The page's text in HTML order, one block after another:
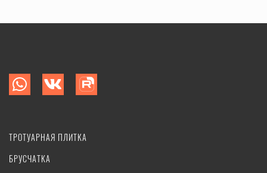
ТРОТУАРНАЯ ПЛИТКА
БРУСЧАТКА